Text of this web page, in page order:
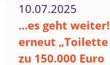
10.07.2025
...es geht
erneut
zu 150.000 Euro